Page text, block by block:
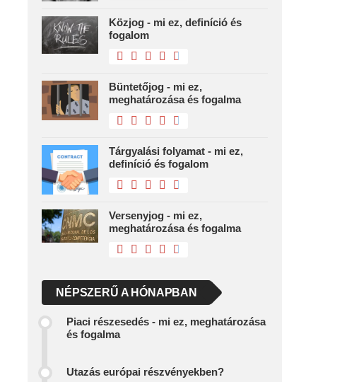
Közjog - mi ez, definíció és
fogalom
Büntetőjog - mi ez,
meghatározása és fogalma
Tárgyalási folyamat - mi ez,
definíció és fogalom
Versenyjog - mi ez,
meghatározása és fogalma
NÉPSZERŰ A HÓNAPBAN
Piaci részesedés - mi ez, meghatározása
és fogalma
Utazás európai részvényekben?